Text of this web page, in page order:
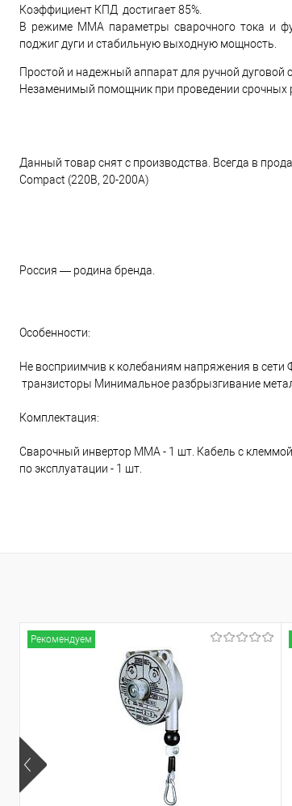
Коэффициент КПД достигает 85%.
В режиме MMA параметры сварочного тока и
поджиг дуги и стабильную выходную мощность.
Простой и надежный аппарат для ручной дуговой
Незаменимый помощник при проведении срочных
Данный товар снят с производства. Всегда в
Compact (220В, 20-200А)
Россия — родина бренда.
Особенности:
Не восприимчив к колебаниям напряжения в сети
транзисторы Минимальное разбрызгивание
Комплектация:
Сварочный инвертор ММА - 1 шт. Кабель с
по эксплуатации - 1 шт.
Рекомендуем